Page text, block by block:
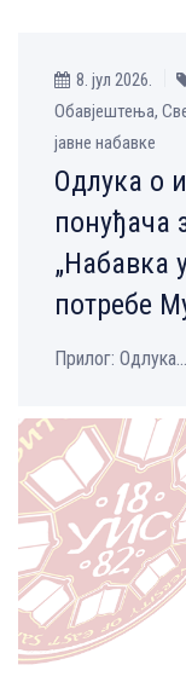
8. јул 2026.
Обавјештења,
јавне набавке
Одлука о
понуђача
„Набавка
потребе
Прилог: Одлука...